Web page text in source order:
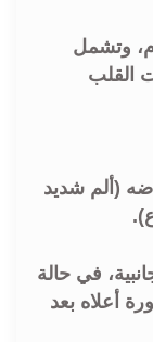
وتشمل
القلب
(ألم شديد
في حالة
أعلاه بعد